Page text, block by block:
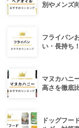
別やメンズ
フライパン
い・長持ち
マヌカハニ
高さを徹底
ドッグフー